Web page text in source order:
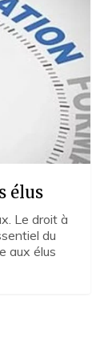
élus
Le droit à
du
aux élus